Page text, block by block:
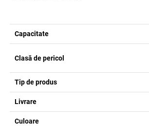
Capacitate
Clasă de pericol
Tip de produs
Livrare
Culoare